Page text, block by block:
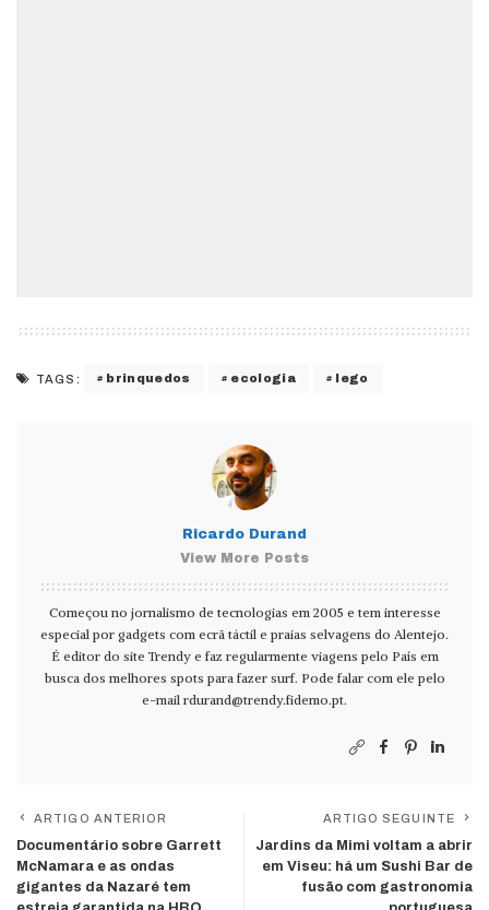
TAGS: brinquedos ecologia lego
Ricardo Durand
View More Posts
Começou no jornalismo de tecnologias em 2005 e tem interesse
especial por gadgets com ecrã táctil e praias selvagens do Alentejo.
É editor do site Trendy e faz regularmente viagens pelo País em
busca dos melhores spots para fazer surf. Pode falar com ele pelo
e-mail rdurand@trendy.fidemo.pt.
ARTIGO ANTERIOR
Documentário sobre Garrett
McNamara e as ondas
gigantes da Nazaré tem
ARTIGO SEGUINTE
Jardins da Mimi voltam a abrir
em Viseu: há um Sushi Bar de
fusão com gastronomia